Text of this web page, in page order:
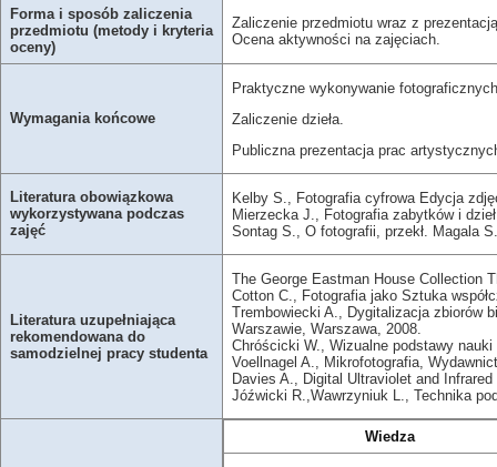
Forma i sposób zaliczenia
przedmiotu (metody i kryteria
oceny)
Zaliczenie przedmiotu wraz z
Ocena aktywności na zajęciach.
Wymagania końcowe
Praktyczne wykonywanie
Zaliczenie dzieła.
Publiczna prezentacja prac
Literatura obowiązkowa
wykorzystywana podczas
zajęć
Kelby S., Fotografia cyfrowa Edycja
Mierzecka J., Fotografia zabytków i
Sontag S., O fotografii, przekł. Magala
Literatura uzupełniająca
rekomendowana do
samodzielnej pracy studenta
The George Eastman House Collection
Cotton C., Fotografia jako Sztuka
Trembowiecki A., Dygitalizacja zbiorów
Warszawie, Warszawa, 2008.
Chróścicki W., Wizualne podstawy
Voellnagel A., Mikrofotografia,
Davies A., Digital Ultraviolet and
Jóźwicki R.,Wawrzyniuk L., Technika
Wiedza